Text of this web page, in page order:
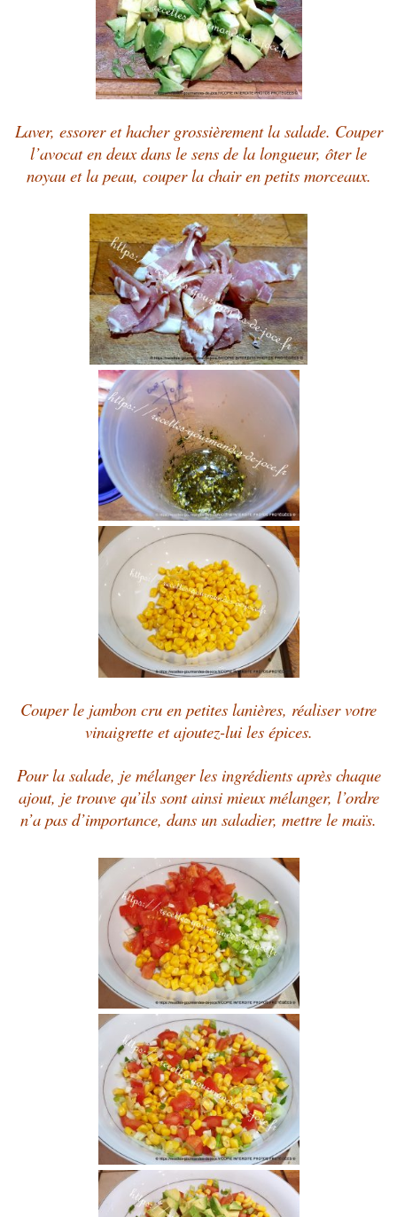
Laver, essorer et hacher grossièrement la salade. Couper
l’avocat en deux dans le sens de la longueur, ôter le
noyau et la peau, couper la chair en petits morceaux.
Couper le jambon cru en petites lanières, réaliser votre
vinaigrette et ajoutez-lui les épices.
Pour la salade, je mélanger les ingrédients après chaque
ajout, je trouve qu’ils sont ainsi mieux mélanger, l’ordre
n’a pas d’importance, dans un saladier, mettre le maïs.